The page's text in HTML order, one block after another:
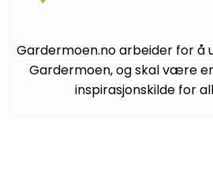
Gardermoen.no arbeider for å
Gardermoen, og skal være
inspirasjonskilde for